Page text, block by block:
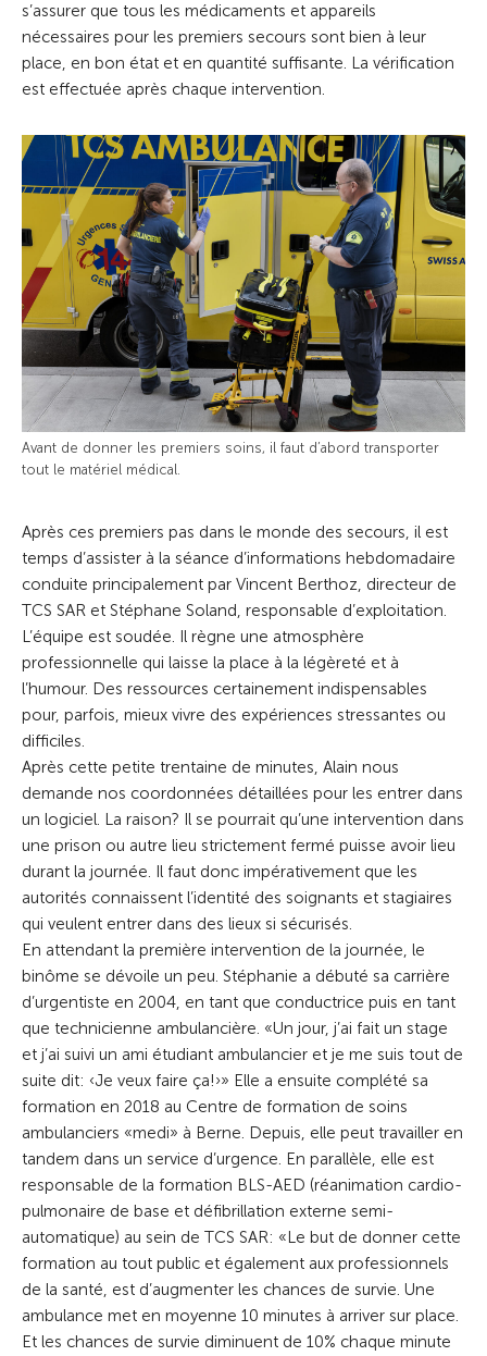
s’assurer que tous les médicaments et appareils
nécessaires pour les premiers secours sont bien à leur
place, en bon état et en quantité suffisante. La vérification
est effectuée après chaque intervention.
Avant de donner les premiers soins, il faut d’abord transporter
tout le matériel médical.
Après ces premiers pas dans le monde des secours, il est
temps d’assister à la séance d’informations hebdomadaire
conduite principalement par Vincent Berthoz, directeur de
TCS SAR et Stéphane Soland, responsable d’exploitation.
L’équipe est soudée. Il règne une atmosphère
professionnelle qui laisse la place à la légèreté et à
l’humour. Des ressources certainement indispensables
pour, parfois, mieux vivre des expériences stressantes ou
difficiles.
Après cette petite trentaine de minutes, Alain nous
demande nos coordonnées détaillées pour les entrer dans
un logiciel. La raison? Il se pourrait qu’une intervention dans
une prison ou autre lieu strictement fermé puisse avoir lieu
durant la journée. Il faut donc impérativement que les
autorités connaissent l’identité des soignants et stagiaires
qui veulent entrer dans des lieux si sécurisés.
En attendant la première intervention de la journée, le
binôme se dévoile un peu. Stéphanie a débuté sa carrière
d’urgentiste en 2004, en tant que conductrice puis en tant
que technicienne ambulancière. «Un jour, j’ai fait un stage
et j’ai suivi un ami étudiant ambulancier et je me suis tout de
suite dit: ‹Je veux faire ça!› » Elle a ensuite complété sa
formation en 2018 au Centre de formation de soins
ambulanciers «medi» à Berne. Depuis, elle peut travailler en
tandem dans un service d’urgence. En parallèle, elle est
responsable de la formation BLS-AED (réanimation cardio-
pulmonaire de base et défibrillation externe semi-
automatique) au sein de TCS SAR: «Le but de donner cette
formation au tout public et également aux professionnels
de la santé, est d’augmenter les chances de survie. Une
ambulance met en moyenne 10 minutes à arriver sur place.
Et les chances de survie diminuent de 10% chaque minute